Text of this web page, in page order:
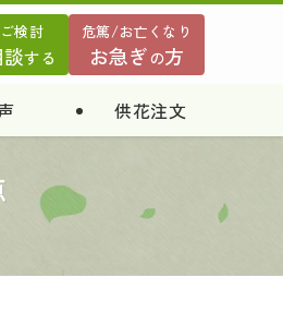
供花注文
検討
する
危篤/お亡くなり
お急ぎの方